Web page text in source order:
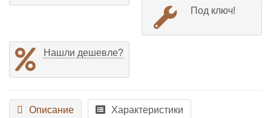
Под ключ!
Нашли дешевле?
Описание Характеристики